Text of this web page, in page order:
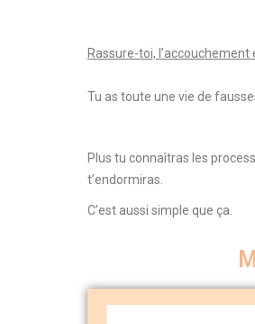
Rassure-toi,
Tu as toute une vie de
Plus tu connaîtras les
t’endormiras.
C’est aussi simple que ça.